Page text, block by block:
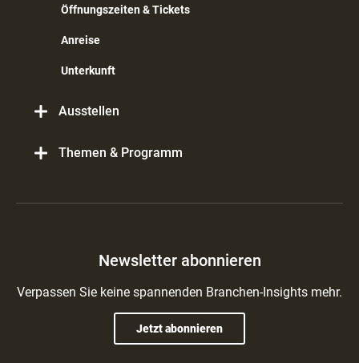
Öffnungszeiten & Tickets
Anreise
Unterkunft
Ausstellen
Themen & Programm
Newsletter abonnieren
Verpassen Sie keine spannenden Branchen-Insights mehr.
Jetzt abonnieren